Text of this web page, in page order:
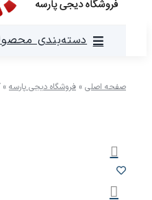
دسته‌بندی
صفحه اصلی » فروشگاه دیجی پارسه »